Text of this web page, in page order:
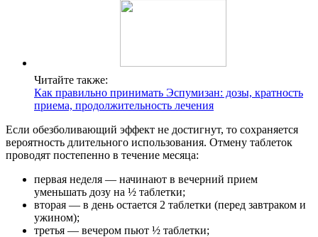
Читайте также:
Как правильно принимать Эспумизан: дозы, кратность
приема, продолжительность лечения
Если обезболивающий эффект не достигнут, то сохраняется
вероятность длительного использования. Отмену таблеток
проводят постепенно в течение месяца:
первая неделя — начинают в вечерний прием
уменьшать дозу на ½ таблетки;
вторая — в день остается 2 таблетки (перед завтраком и
ужином);
третья — вечером пьют ½ таблетки;